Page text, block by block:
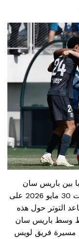
بين باريس سان
جيرمان وأرسنال، المقرر إقامته يوم السبت 30 مايو 2026 على
التوتر حول هذه
خط وسط باريس سان
مسيرة فريق لويس